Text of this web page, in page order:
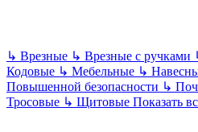
↳ Врезные ↳ Врезные с ручками
Кодовые ↳ Мебельные ↳
Повышенной безопасности ↳
Тросовые ↳ Щитовые Показать